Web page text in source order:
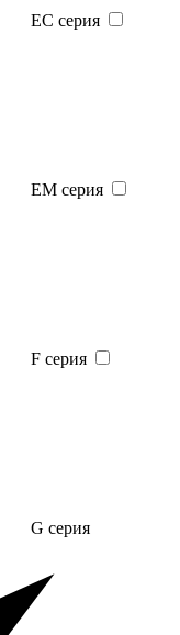
EC серия
EM серия
F серия
G серия